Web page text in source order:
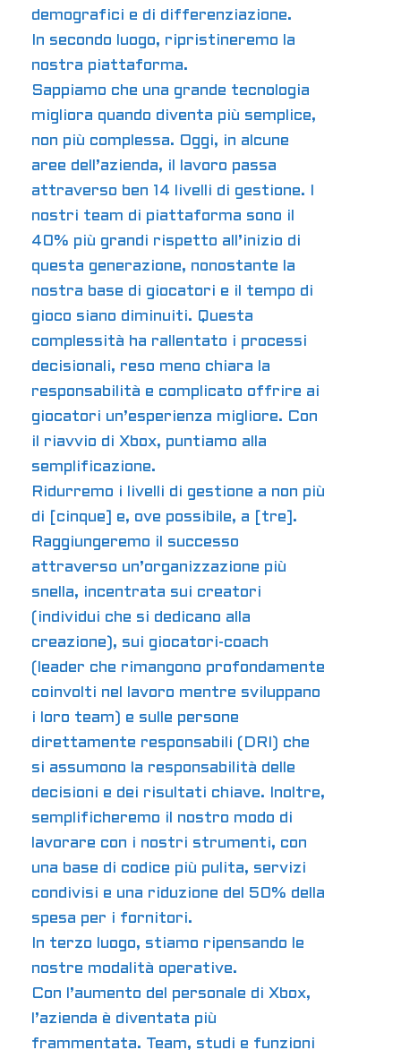
demografici e di differenziazione.
In secondo luogo, ripristineremo la
nostra piattaforma.
Sappiamo che una grande tecnologia
migliora quando diventa più semplice,
non più complessa. Oggi, in alcune
aree dell’azienda, il lavoro passa
attraverso ben 14 livelli di gestione. I
nostri team di piattaforma sono il
40% più grandi rispetto all’inizio di
questa generazione, nonostante la
nostra base di giocatori e il tempo di
gioco siano diminuiti. Questa
complessità ha rallentato i processi
decisionali, reso meno chiara la
responsabilità e complicato offrire ai
giocatori un’esperienza migliore. Con
il riavvio di Xbox, puntiamo alla
semplificazione.
Ridurremo i livelli di gestione a non più
di [cinque] e, ove possibile, a [tre].
Raggiungeremo il successo
attraverso un’organizzazione più
snella, incentrata sui creatori
(individui che si dedicano alla
creazione), sui giocatori-coach
(leader che rimangono profondamente
coinvolti nel lavoro mentre sviluppano
i loro team) e sulle persone
direttamente responsabili (DRI) che
si assumono la responsabilità delle
decisioni e dei risultati chiave. Inoltre,
semplificheremo il nostro modo di
lavorare con i nostri strumenti, con
una base di codice più pulita, servizi
condivisi e una riduzione del 50% della
spesa per i fornitori.
In terzo luogo, stiamo ripensando le
nostre modalità operative.
Con l’aumento del personale di Xbox,
l’azienda è diventata più
frammentata. Team, studi e funzioni